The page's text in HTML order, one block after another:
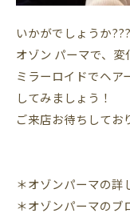
いかがでしょうか???
オゾン パーマで、変
ミラーロイドでヘア
してみましょう！
ご来店お待ちしてお
＊オゾンパーマの詳
＊オゾンパーマのブ